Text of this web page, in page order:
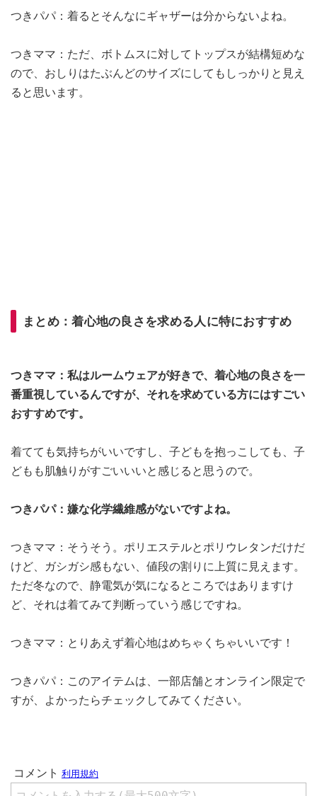
つきパパ：着るとそんなにギャザーは分からないよね。
つきママ：ただ、ボトムスに対してトップスが結構短めな
ので、おしりはたぶんどのサイズにしてもしっかりと見え
ると思います。
まとめ：着心地の良さを求める人に特におすすめ
つきママ：私はルームウェアが好きで、着心地の良さを一
番重視しているんですが、それを求めている方にはすごい
おすすめです。
着てても気持ちがいいですし、子どもを抱っこしても、子
どもも肌触りがすごいいいと感じると思うので。
つきパパ：嫌な化学繊維感がないですよね。
つきママ：そうそう。ポリエステルとポリウレタンだけだ
けど、ガシガシ感もない、値段の割りに上質に見えます。
ただ冬なので、静電気が気になるところではありますけ
ど、それは着てみて判断っていう感じですね。
つきママ：とりあえず着心地はめちゃくちゃいいです！
つきパパ：このアイテムは、一部店舗とオンライン限定で
すが、よかったらチェックしてみてください。